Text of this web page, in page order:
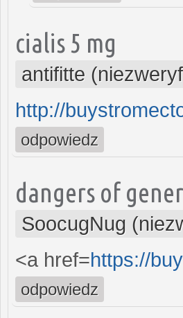
cialis 5 mg
antifitte
http://
odpowiedz
dangers of
SoocugNug
<a href=https://
odpowiedz